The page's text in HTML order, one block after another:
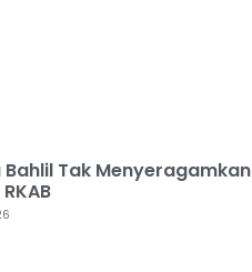
Tak Menyeragamkan